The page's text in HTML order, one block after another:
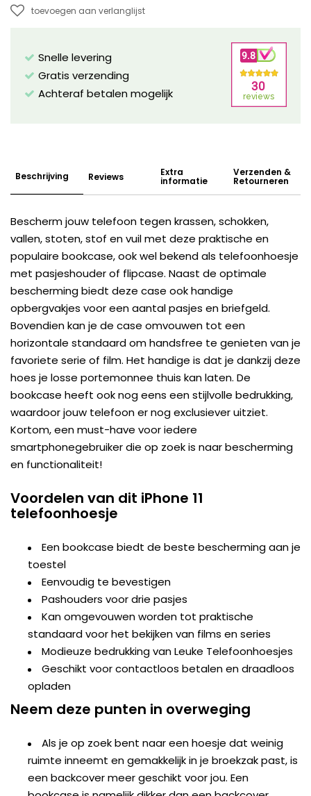
toevoegen aan verlanglijst
Snelle levering
Gratis verzending
Achteraf betalen mogelijk
Beschrijving Reviews Extra
informatie
Verzenden &
Retourneren
Bescherm jouw telefoon tegen krassen, schokken,
vallen, stoten, stof en vuil met deze praktische en
populaire bookcase, ook wel bekend als telefoonhoesje
met pasjeshouder of flipcase. Naast de optimale
bescherming biedt deze case ook handige
opbergvakjes voor een aantal pasjes en briefgeld.
Bovendien kan je de case omvouwen tot een
horizontale standaard om handsfree te genieten van je
favoriete serie of film. Het handige is dat je dankzij deze
hoes je losse portemonnee thuis kan laten. De
bookcase heeft ook nog eens een stijlvolle bedrukking,
waardoor jouw telefoon er nog exclusiever uitziet.
Kortom, een must-have voor iedere
smartphonegebruiker die op zoek is naar bescherming
en functionaliteit!
Voordelen van dit iPhone 11
telefoonhoesje
Een bookcase biedt de beste bescherming aan je
toestel
Eenvoudig te bevestigen
Pashouders voor drie pasjes
Kan omgevouwen worden tot praktische
standaard voor het bekijken van films en series
Modieuze bedrukking van Leuke Telefoonhoesjes
Geschikt voor contactloos betalen en draadloos
opladen
Neem deze punten in overweging
Als je op zoek bent naar een hoesje dat weinig
ruimte inneemt en gemakkelijk in je broekzak past, is
een backcover meer geschikt voor jou. Een